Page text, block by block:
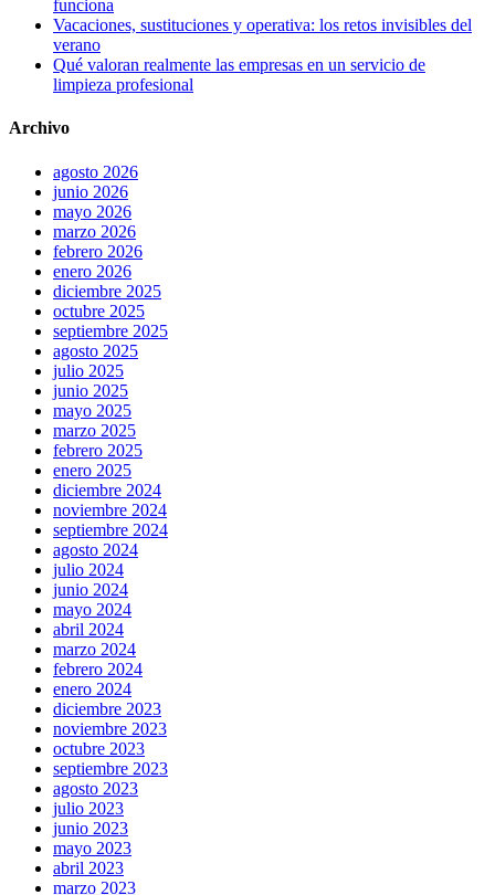
funciona
Vacaciones, sustituciones y operativa: los retos invisibles del
verano
Qué valoran realmente las empresas en un servicio de
limpieza profesional
Archivo
agosto 2026
junio 2026
mayo 2026
marzo 2026
febrero 2026
enero 2026
diciembre 2025
octubre 2025
septiembre 2025
agosto 2025
julio 2025
junio 2025
mayo 2025
marzo 2025
febrero 2025
enero 2025
diciembre 2024
noviembre 2024
septiembre 2024
agosto 2024
julio 2024
junio 2024
mayo 2024
abril 2024
marzo 2024
febrero 2024
enero 2024
diciembre 2023
noviembre 2023
octubre 2023
septiembre 2023
agosto 2023
julio 2023
junio 2023
mayo 2023
abril 2023
marzo 2023